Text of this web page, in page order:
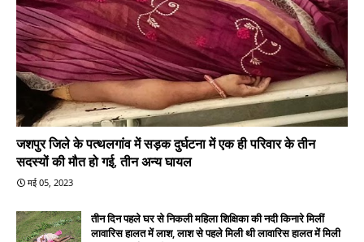
जशपुर जिले के पत्थलगांव में सड़क दुर्घटना में एक ही परिवार के तीन
सदस्यों की मौत हो गई, तीन अन्य घायल
मई 05, 2023
तीन दिन पहले घर से निकली महिला शिक्षिका की नदी किनारे मिलीं
लावारिस हालत में लाश, लाश से पहले मिली थी लावारिस हालत में मिली